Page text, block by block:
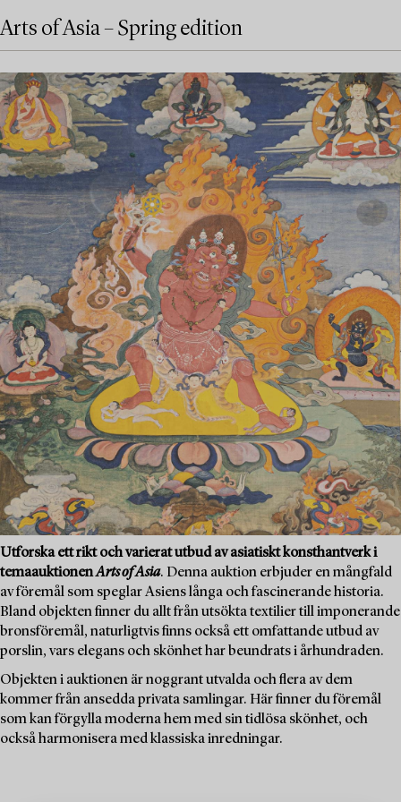
Arts of Asia – Spring edition
Utforska ett rikt och varierat utbud av asiatiskt konsthantverk i
temaauktionenArts of Asia. Denna auktion erbjuder en mångfald
av föremål som speglar Asiens långa och fascinerande historia.
Bland objekten finner du allt från utsökta textilier till imponerande
bronsföremål, naturligtvis finns också ett omfattande utbud av
porslin, vars elegans och skönhet har beundrats i århundraden.
Objekten i auktionen är noggrant utvalda och flera av dem
kommer från ansedda privata samlingar. Här finner du föremål
som kan förgylla moderna hem med sin tidlösa skönhet, och
också harmonisera med klassiska inredningar.